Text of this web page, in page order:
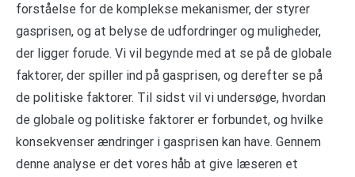
forståelse for de komplekse mekanismer, der styrer
gasprisen, og at belyse de udfordringer og muligheder,
der ligger forude. Vi vil begynde med at se på de globale
faktorer, der spiller ind på gasprisen, og derefter se på
de politiske faktorer. Til sidst vil vi undersøge, hvordan
de globale og politiske faktorer er forbundet, og hvilke
konsekvenser ændringer i gasprisen kan have. Gennem
denne analyse er det vores håb at give læseren et